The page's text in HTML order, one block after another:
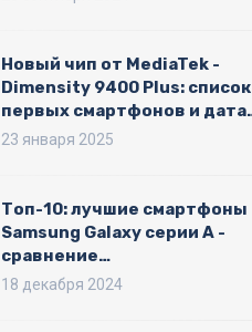
Новый чип от MediaTek -
Dimensity 9400 Plus: список
первых смартфонов и дата
выхода
23 января 2025
Топ-10: лучшие смартфоны
Samsung Galaxy серии A -
сравнение
производительности по
18 декабря 2024